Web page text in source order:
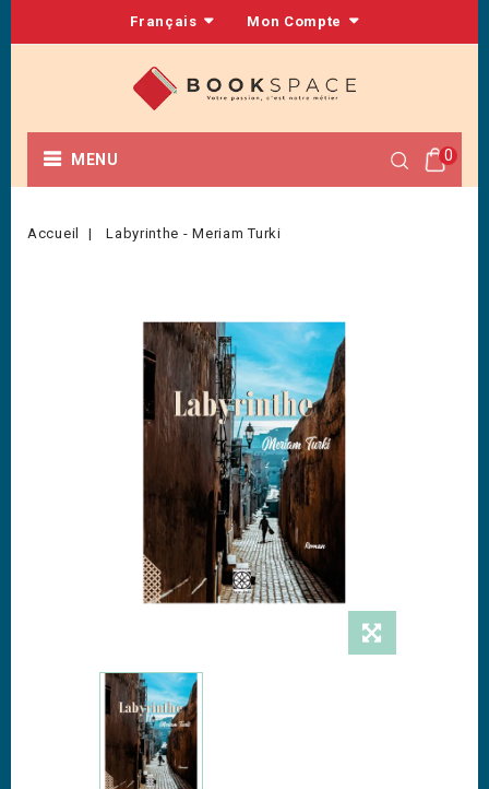
Français Mon Compte
0
MENU
Accueil Labyrinthe - Meriam Turki